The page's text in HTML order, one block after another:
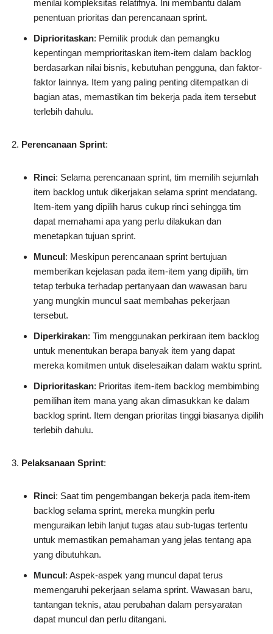
menilai kompleksitas relatifnya. Ini membantu dalam
penentuan prioritas dan perencanaan sprint.
Diprioritaskan: Pemilik produk dan pemangku
kepentingan memprioritaskan item-item dalam backlog
berdasarkan nilai bisnis, kebutuhan pengguna, dan faktor-
faktor lainnya. Item yang paling penting ditempatkan di
bagian atas, memastikan tim bekerja pada item tersebut
terlebih dahulu.
Perencanaan Sprint:
Rinci: Selama perencanaan sprint, tim memilih sejumlah
item backlog untuk dikerjakan selama sprint mendatang.
Item-item yang dipilih harus cukup rinci sehingga tim
dapat memahami apa yang perlu dilakukan dan
menetapkan tujuan sprint.
Muncul : Meskipun perencanaan sprint bertujuan
memberikan kejelasan pada item-item yang dipilih, tim
tetap terbuka terhadap pertanyaan dan wawasan baru
yang mungkin muncul saat membahas pekerjaan
tersebut.
Diperkirakan: Tim menggunakan perkiraan item backlog
untuk menentukan berapa banyak item yang dapat
mereka komitmen untuk diselesaikan dalam waktu sprint.
Diprioritaskan: Prioritas item-item backlog membimbing
pemilihan item mana yang akan dimasukkan ke dalam
backlog sprint. Item dengan prioritas tinggi biasanya dipilih
terlebih dahulu.
Pelaksanaan Sprint:
Rinci: Saat tim pengembangan bekerja pada item-item
backlog selama sprint, mereka mungkin perlu
menguraikan lebih lanjut tugas atau sub-tugas tertentu
untuk memastikan pemahaman yang jelas tentang apa
yang dibutuhkan.
Muncul : Aspek-aspek yang muncul dapat terus
memengaruhi pekerjaan selama sprint. Wawasan baru,
tantangan teknis, atau perubahan dalam persyaratan
dapat muncul dan perlu ditangani.